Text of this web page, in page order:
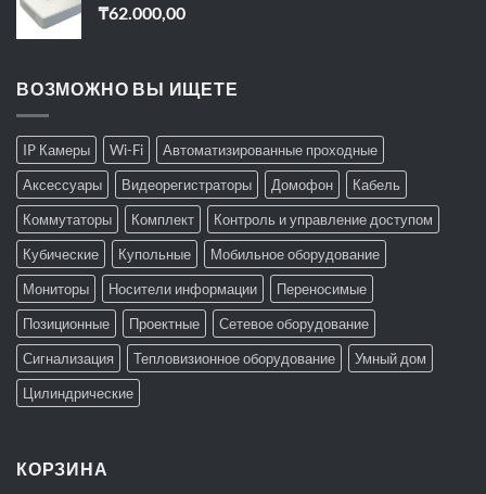
₸62.000,00
ВОЗМОЖНО ВЫ ИЩЕТЕ
IP Камеры Wi-Fi
Автоматизированные проходные
Аксессуары
Видеорегистраторы Домофон
Кабель
Коммутаторы
Комплект
Контроль и управление доступом
Кубические
Купольные
Мобильное оборудование
Мониторы
Носители информации
Переносимые
Позиционные
Проектные
Сетевое оборудование
Сигнализация
Тепловизионное оборудование
Умный дом
Цилиндрические
КОРЗИНА